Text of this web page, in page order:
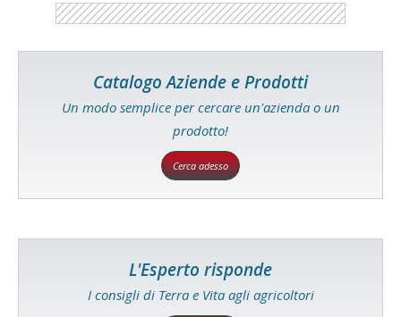
Catalogo Aziende e Prodotti
Un modo semplice per cercare un'azienda o un
prodotto!
Cerca adesso
L'Esperto risponde
I consigli di Terra e Vita agli agricoltori